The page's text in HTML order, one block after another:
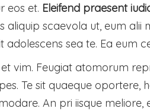
eos et. Eleifend praesent
aliquip scaevola ut, eum
sea te. Ea eum
vim. Feugiat atomorum
Te sit quaeque oportere,
An pri iisque